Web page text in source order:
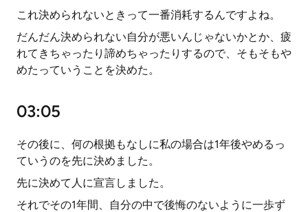
これ決められないときって一番消耗するんですよね。
だんだん決められない自分が悪いんじゃないかとか、疲
れてきちゃったり諦めちゃったりするので、そもそもや
めたっていうことを決めた。
03:05
その後に、何の根拠もなしに私の場合は1年後やめるっ
ていうのを先に決めました。
先に決めて人に宣言しました。
それでその1年間、自分の中で後悔のないように一歩ず